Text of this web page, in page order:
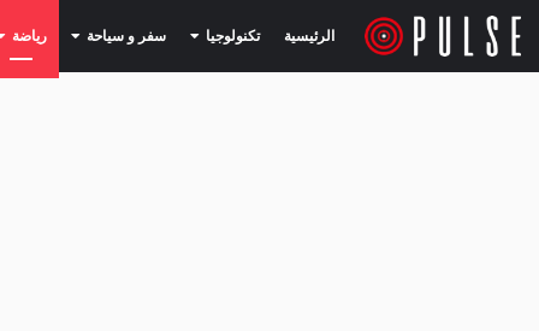
الرئيسية تكنولوجيا (current) سفر و سياحة (current) رياضة